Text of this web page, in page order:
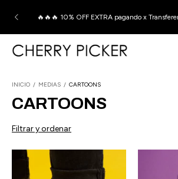
🔥🔥🔥 10% OFF EXTRA pagando x
INICIO / MEDIAS / CARTOONS
CARTOONS
Filtrar y ordenar